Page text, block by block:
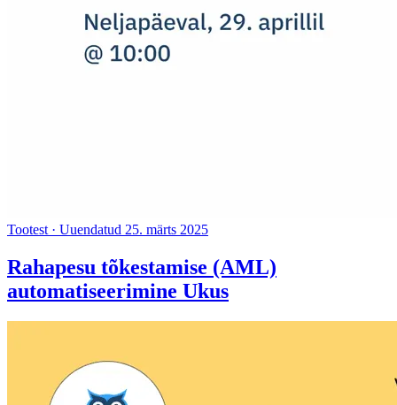
Tootest · Uuendatud 25. märts 2025
Rahapesu tõkestamise (AML)
automatiseerimine Ukus